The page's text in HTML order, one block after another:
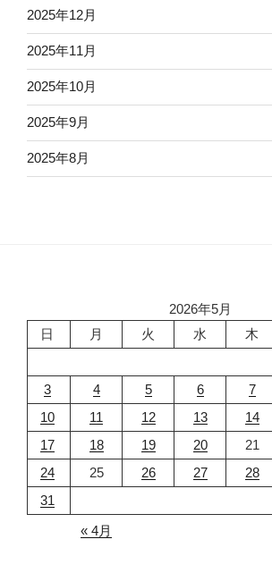
2025年12月
2025年11月
2025年10月
2025年9月
2025年8月
2026年5月
日
月 火 水 木
3
4 5 6 7
10
11 12 13 14
17
18 19 20 21
24
25 26 27 28
31
« 4月